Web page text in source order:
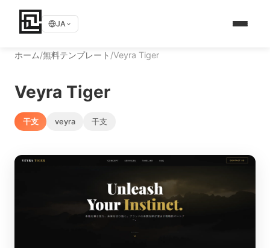
JA
ホーム/無料テンプレート /Veyra Tiger
Veyra Tiger
干支 veyra 干支